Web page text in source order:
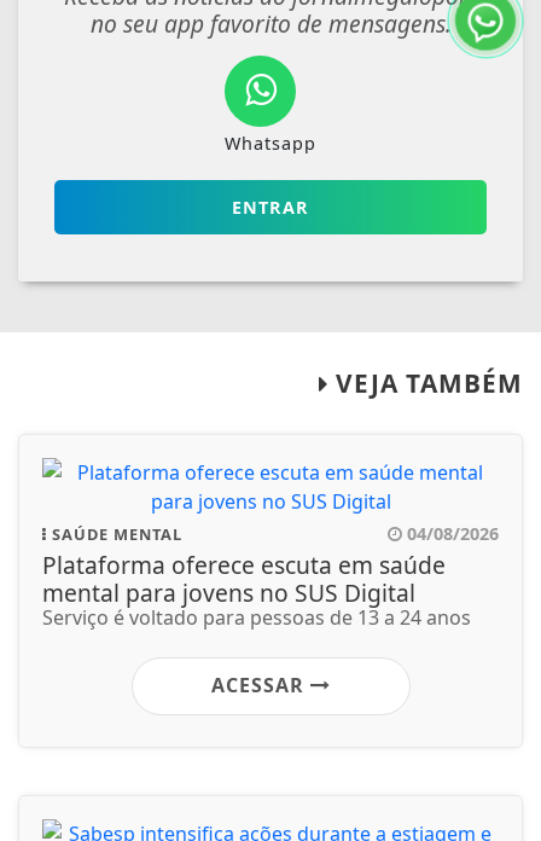
no seu app favorito de mensagens.
Whatsapp
ENTRAR
VEJA TAMBÉM
SAÚDE MENTAL 04/08/2026
Plataforma oferece escuta em saúde
mental para jovens no SUS Digital
Serviço é voltado para pessoas de 13 a 24 anos
ACESSAR